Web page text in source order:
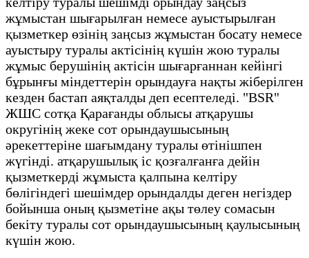
жұмыстан шығарылған немесе ауыстырылған
қызметкер өзінің заңсыз жұмыстан босату немесе
ауыстыру туралы актісінің күшін жою туралы
жұмыс берушінің актісін шығарғаннан кейінгі
бұрынғы міндеттерін орындауға нақты жіберілген
кезден бастап аяқталды деп есептеледі. "BSR"
ЖШС сотқа Қарағанды облысы атқарушы
округінің жеке сот орындаушысының
әрекеттеріне шағымдану туралы өтінішпен
жүгінді. атқарушылық іс қозғалғанға дейін
қызметкерді жұмыста қалпына келтіру
бөлігіндегі шешімдер орындалды деген негіздер
бойынша оның қызметіне ақы төлеу сомасын
бекіту туралы сот орындаушысының қаулысының
күшін жою.